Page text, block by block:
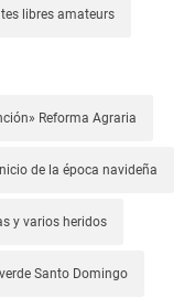
libres amateurs
Reforma Agraria
de la época navideña
y varios heridos
Santo Domingo